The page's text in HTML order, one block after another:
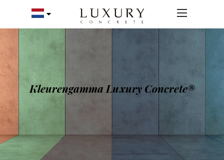
Kleurengamma Luxury Concrete®